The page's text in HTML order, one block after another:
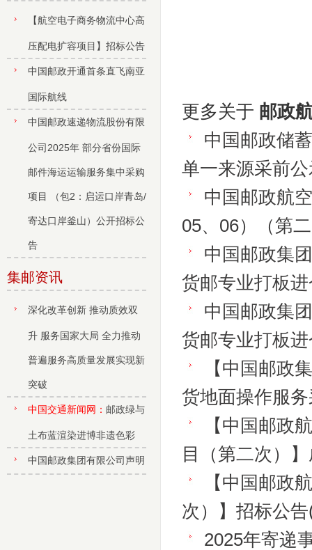
【航空电子商务物流中心高
压配电扩容项目】招标公告
中国邮政开通首条直飞南亚
国际航线
中国邮政速递物流股份有限
公司2025年 部分省份国际
邮件海运运输服务集中采购
项目 （包2：启运口岸青岛/
寄达口岸釜山）公开招标公
告
集邮资讯
深化改革创新 推动质效双
升 服务国家大局 全力推动
普遍服务高质量发展实现新
突破
中国交通新闻网： 邮政绿与
土布蓝渲染进博非遗色彩
中国邮政集团有限公司声明
更多关于 邮政
中国邮政储
单一来源采前
中国邮政航
05、06）（第
中国邮政集
货邮专业打板
中国邮政集
货邮专业打板
【中国邮政
货地面操作服
【中国邮政
目（第二次）
【中国邮政
次）】招标公告
2025年寄递